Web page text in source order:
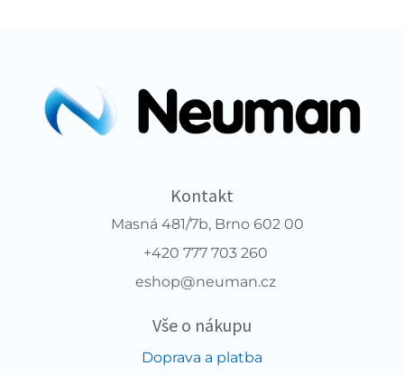
Kontakt
Masná 481/7b, Brno 602 00
+420 777 703 260
eshop@neuman.cz
Vše o nákupu
Doprava a platba